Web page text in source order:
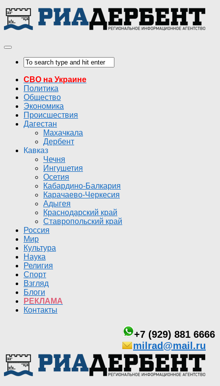
СВО на Украине
Политика
Общество
Экономика
Происшествия
Дагестан
Махачкала
Дербент
Кавказ
Чечня
Ингушетия
Осетия
Кабардино-Балкария
Карачаево-Черкесия
Адыгея
Краснодарский край
Ставропольский край
Россия
Мир
Культура
Наука
Религия
Спорт
Взгляд
Блоги
РЕКЛАМА
Контакты
+7 (929) 881 6666
milrad@mail.ru